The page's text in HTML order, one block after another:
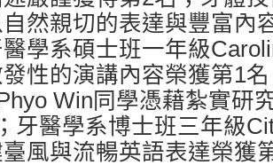
自然親切的表達與豐富內
學系碩士班一年級
性的演講內容榮獲第1
Win同學憑藉紮實研
牙醫學系博士班三年級
風與流暢英語表達榮獲